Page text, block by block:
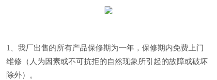
1
、我厂出售的所有产品保修期为一年，保修期内免费上门
维修（人为因素或不可抗拒的自然现象所引起的故障或破坏
除外）。